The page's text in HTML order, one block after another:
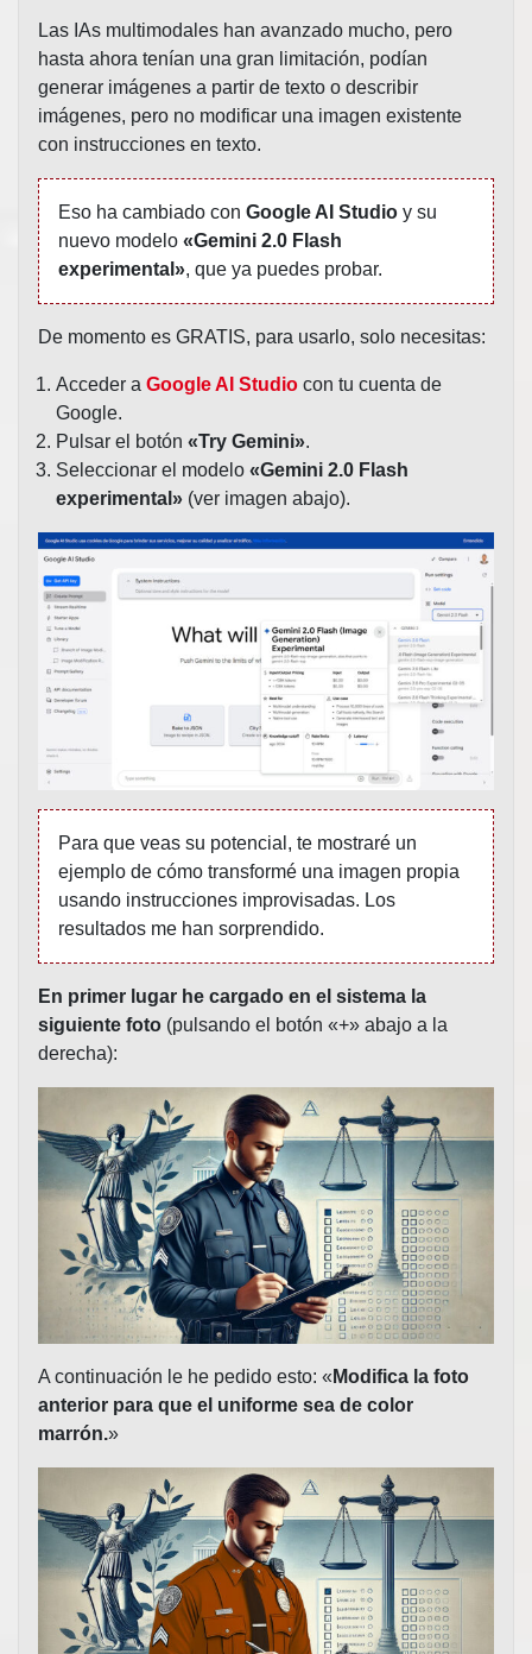
Las IAs multimodales han avanzado mucho, pero
hasta ahora tenían una gran limitación, podían
generar imágenes a partir de texto o describir
imágenes, pero no modificar una imagen existente
con instrucciones en texto.
Eso ha cambiado con Google AI Studio y su
nuevo modelo «Gemini 2.0 Flash
experimental», que ya puedes probar.
De momento es GRATIS, para usarlo, solo necesitas:
Acceder a Google AI Studio con tu cuenta de
Google.
Pulsar el botón «Try Gemini».
Seleccionar el modelo «Gemini 2.0 Flash
experimental» (ver imagen abajo).
Para que veas su potencial, te mostraré un
ejemplo de cómo transformé una imagen propia
usando instrucciones improvisadas. Los
resultados me han sorprendido.
En primer lugar he cargado en el sistema la
siguiente foto (pulsando el botón «+» abajo a la
derecha):
A continuación le he pedido esto: « Modifica la foto
anterior para que el uniforme sea de color
marrón.»